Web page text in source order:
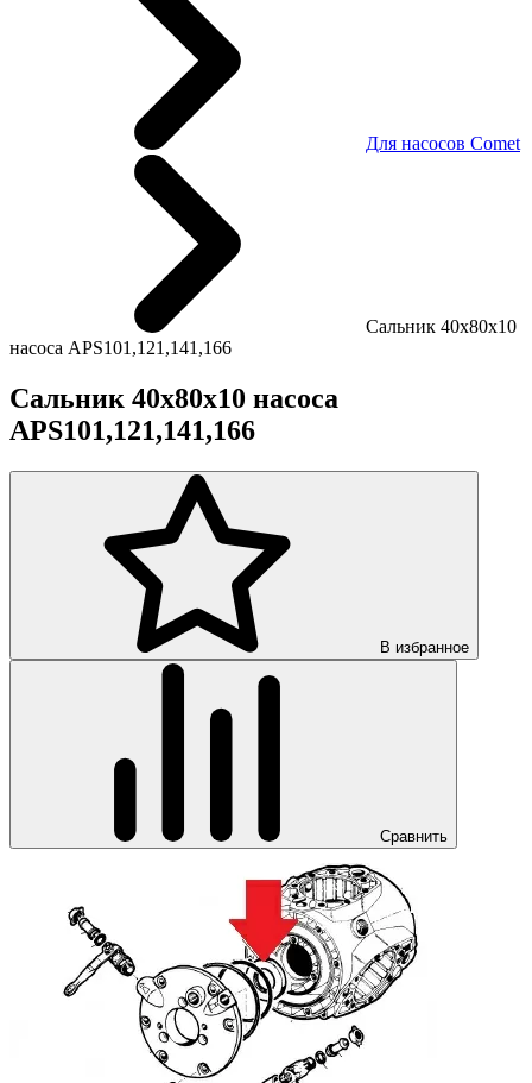
Для насосов Comet
Сальник 40х80х10
насоса APS101,121,141,166
Сальник 40х80х10 насоса
APS101,121,141,166
В избранное
Сравнить